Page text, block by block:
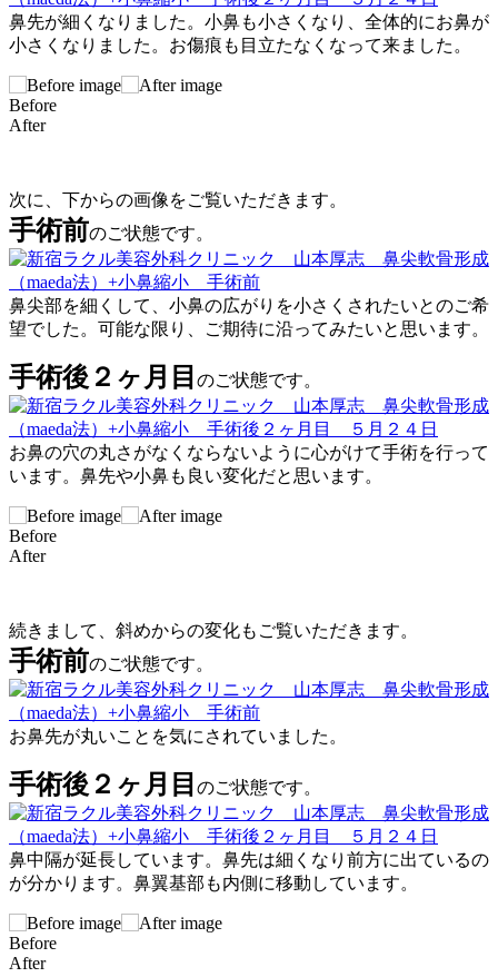
鼻先が細くなりました。小鼻も小さくなり、全体的にお鼻が
小さくなりました。お傷痕も目立たなくなって来ました。
Before
After
次に、下からの画像をご覧いただきます。
手術前のご状態です。
鼻尖部を細くして、小鼻の広がりを小さくされたいとのご希
望でした。可能な限り、ご期待に沿ってみたいと思います。
手術後２ヶ月目 のご状態です。
お鼻の穴の丸さがなくならないように心がけて手術を行って
います。鼻先や小鼻も良い変化だと思います。
Before
After
続きまして、斜めからの変化もご覧いただきます。
手術前のご状態です。
お鼻先が丸いことを気にされていました。
手術後２ヶ月目 のご状態です。
鼻中隔が延長しています。鼻先は細くなり前方に出ているの
が分かります。鼻翼基部も内側に移動しています。
Before
After